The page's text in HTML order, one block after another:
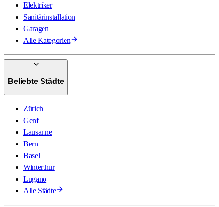
Elektriker
Sanitärinstallation
Garagen
Alle Kategorien
Beliebte Städte
Zürich
Genf
Lausanne
Bern
Basel
Winterthur
Lugano
Alle Städte